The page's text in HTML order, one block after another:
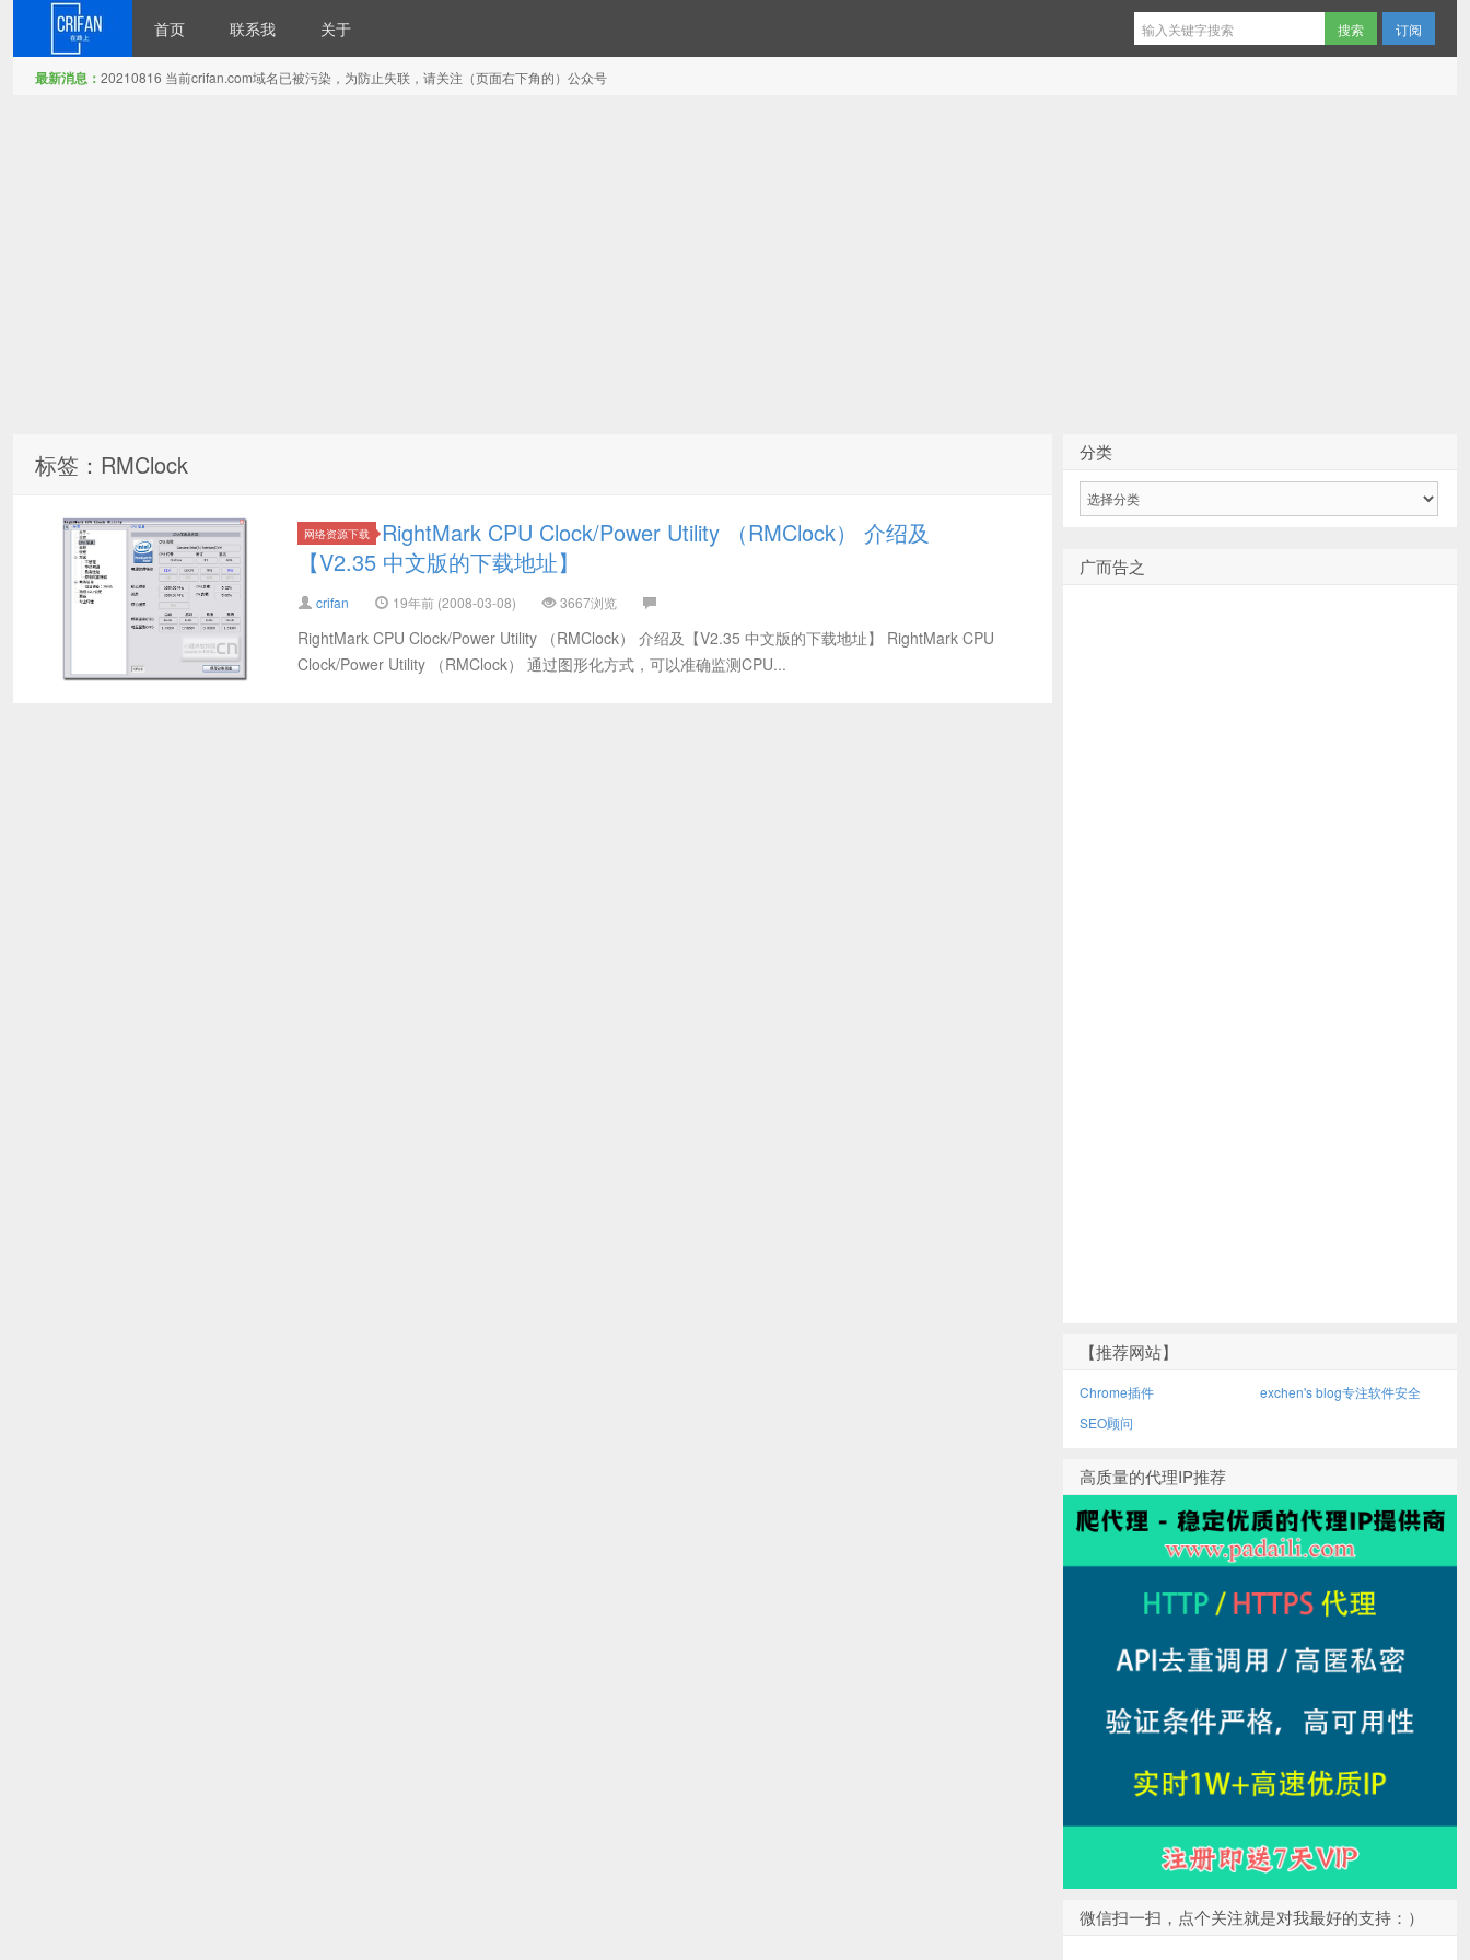
首页 联系我 关于 订阅
最新消息： 20210816 当前crifan.com域名已被污染，为防止失联，请关注（页面右下角的）公众号
标签：RMClock
网络资源下载
RightMark CPU Clock/Power Utility （RMClock） 介绍及
【V2.35 中文版的下载地址】
crifan 19年前 (2008-03-08) 3667浏览
RightMark CPU Clock/Power Utility （RMClock） 介绍及【V2.35 中文版的下载地址】 RightMark CPU
Clock/Power Utility （RMClock） 通过图形化方式，可以准确监测CPU...
分类
广而告之
【推荐网站】
Chrome插件
exchen's blog专注软件安全
SEO顾问
高质量的代理IP推荐
微信扫一扫，点个关注就是对我最好的支持：）